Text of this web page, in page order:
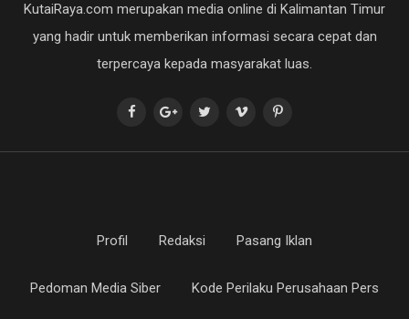
KutaiRaya.com merupakan media online di Kalimantan Timur
yang hadir untuk memberikan informasi secara cepat dan
terpercaya kepada masyarakat luas.
Profil Redaksi Pasang Iklan
Pedoman Media Siber Kode Perilaku Perusahaan Pers